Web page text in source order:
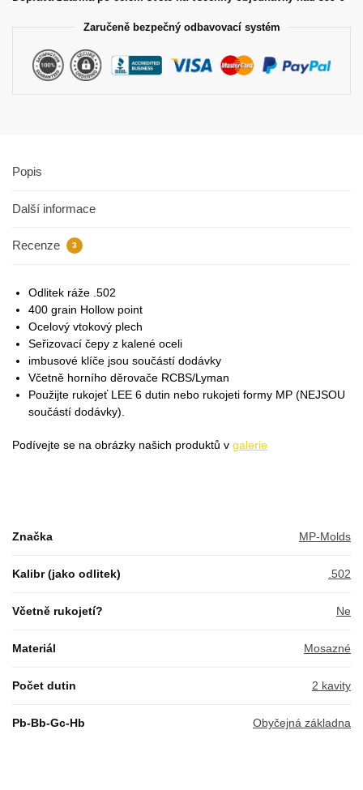
Zaručeně bezpečný odbavovací systém
Popis
Další informace
Recenze 3
Odlitek ráže .502
400 grain Hollow point
Ocelový vtokový plech
Seřizovací čepy z kalené oceli
imbusové klíče jsou součástí dodávky
Včetně horního děrovače RCBS/Lyman
Použijte rukojeť LEE 6 dutin nebo rukojeti formy MP (NEJSOU
součástí dodávky).
Podívejte se na obrázky našich produktů v galerie
Značka MP-Molds
Kalibr (jako odlitek) .502
Včetně rukojetí? Ne
Materiál Mosazné
Počet dutin 2 kavity
Pb-Bb-Gc-Hb Obyčejná základna